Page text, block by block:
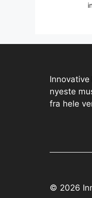
nyeste
fra hele
© 2026